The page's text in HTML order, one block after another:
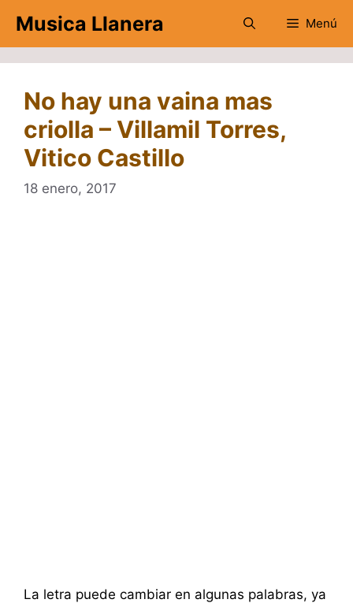
contenido
Musica Llanera Menú
No hay una vaina mas
criolla – Villamil Torres,
Vitico Castillo
18 enero, 2017
La letra puede cambiar en algunas palabras, ya